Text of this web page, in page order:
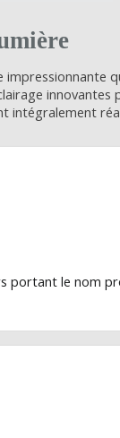
intégralement
le nom